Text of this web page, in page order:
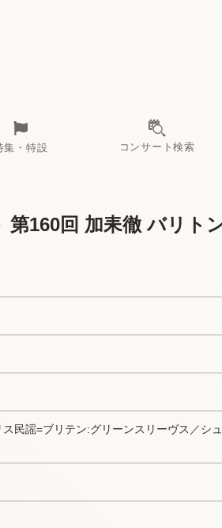
集・特設 コンサート検索
160回 加耒徹 バリト
民謡=ブリテン:グリーンスリーヴス／シ